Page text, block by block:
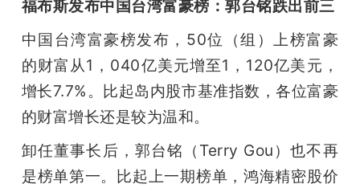
福布斯发布中国台湾富豪榜：郭台铭跌出前三
中国台湾富豪榜发布，50位（组）上榜富豪
的财富从1，040亿美元增至1，120亿美元，
增长7.7%。比起岛内股市基准指数，各位富豪
的财富增长还是较为温和。
卸任董事长后，郭台铭（Terry Gou）也不再
是榜单第一。比起上一期榜单，鸿海精密股价